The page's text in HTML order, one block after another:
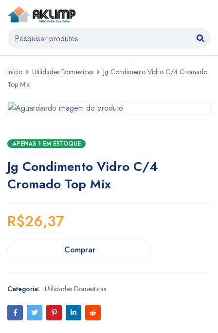
Início Utilidades Domesticas
Jg Condimento Vidro C/4 Cromado
Top Mix
APENAS 1 EM ESTOQUE
Jg Condimento Vidro C/4
Cromado Top Mix
R$26,37
Comprar
Categoria: Utilidades Domesticas